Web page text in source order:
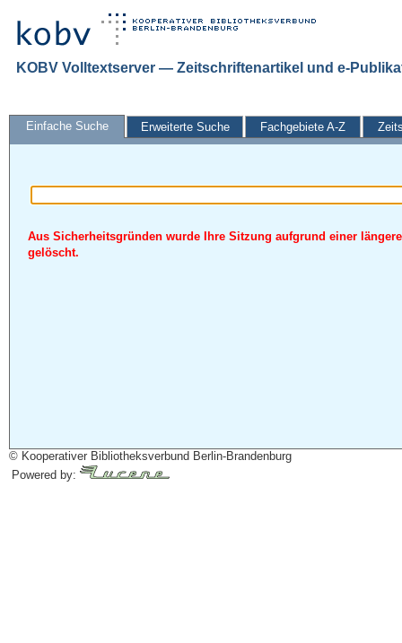
KOBV Volltextserver — Zeitschriftenartikel und e-
Einfache Suche Erweiterte Suche Fachgebiete A-Z
Aus Sicherheitsgründen wurde Ihre Sitzung aufgrund einer
gelöscht.
© Kooperativer Bibliotheksverbund Berlin-Brandenburg
Powered by: